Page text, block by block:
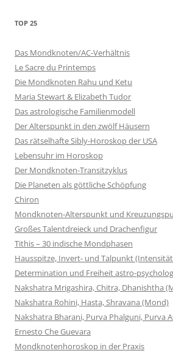
TOP 25
Das Mondknoten/AC-Verhältnis
Le Sacre du Printemps
Die Mondknoten Rahu und Ketu
Maria Stewart & Elizabeth Tudor
Das astrologische Familienmodell
Der Alterspunkt in den zwölf Häusern
Das rätselhafte Sibly-Horoskop der USA
Lebensuhr im Horoskop
Der Mondknoten-Transitzyklus
Die Planeten als göttliche Schöpfung
Chiron
Mondknoten-Alterspunkt und
Großes Talentdreieck und Drachenfigur
Tithis – 30 indische Mondphasen
Hausspitze, Invert- und Talpunkt
Determination und Freiheit astro-
Nakshatra Mrigashira, Chitra, Dhanishtha
Nakshatra Rohini, Hasta, Shravana (Mond)
Nakshatra Bharani, Purva Phalguni, Purva
Ernesto Che Guevara
Mondknotenhoroskop in der Praxis